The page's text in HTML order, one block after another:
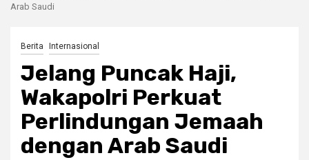
Arab Saudi
Berita Internasional
Jelang Puncak Haji,
Wakapolri Perkuat
Perlindungan Jemaah
dengan Arab Saudi